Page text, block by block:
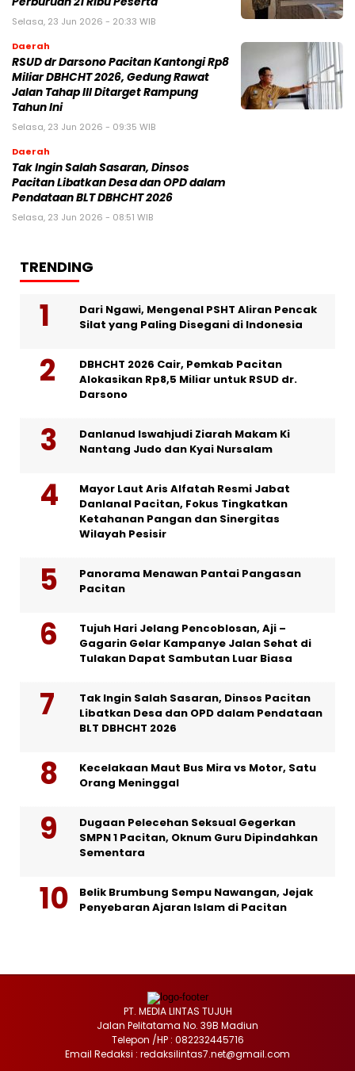
Selasa, 23 Jun 2026 - 20:33 WIB
Daerah
RSUD dr Darsono Pacitan Kantongi Rp8
Miliar DBHCHT 2026, Gedung Rawat
Jalan Tahap III Ditarget Rampung
Tahun Ini
Selasa, 23 Jun 2026 - 09:35 WIB
Daerah
Tak Ingin Salah Sasaran, Dinsos
Pacitan Libatkan Desa dan OPD dalam
Pendataan BLT DBHCHT 2026
Selasa, 23 Jun 2026 - 08:51 WIB
TRENDING
Dari Ngawi, Mengenal PSHT Aliran Pencak
Silat yang Paling Disegani di Indonesia
DBHCHT 2026 Cair, Pemkab Pacitan
Alokasikan Rp8,5 Miliar untuk RSUD dr.
Darsono
Danlanud Iswahjudi Ziarah Makam Ki
Nantang Judo dan Kyai Nursalam
Mayor Laut Aris Alfatah Resmi Jabat
Danlanal Pacitan, Fokus Tingkatkan
Ketahanan Pangan dan Sinergitas
Wilayah Pesisir
Panorama Menawan Pantai Pangasan
Pacitan
Tujuh Hari Jelang Pencoblosan, Aji –
Gagarin Gelar Kampanye Jalan Sehat di
Tulakan Dapat Sambutan Luar Biasa
Tak Ingin Salah Sasaran, Dinsos Pacitan
Libatkan Desa dan OPD dalam Pendataan
BLT DBHCHT 2026
Kecelakaan Maut Bus Mira vs Motor, Satu
Orang Meninggal
Dugaan Pelecehan Seksual Gegerkan
SMPN 1 Pacitan, Oknum Guru Dipindahkan
Sementara
Belik Brumbung Sempu Nawangan, Jejak
Penyebaran Ajaran Islam di Pacitan
PT. MEDIA LINTAS TUJUH
Jalan Pelitatama No. 39B Madiun
Telepon /HP : 082232445716
Email Redaksi : redaksilintas7.net@gmail.com